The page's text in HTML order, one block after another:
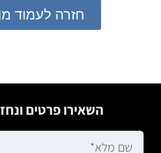
חזרה לעמוד
השאירו פרטים